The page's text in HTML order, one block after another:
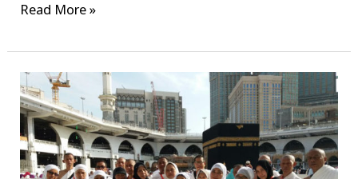
Read More »
Paket
Umroh
Ramadhan
Di
Bulan